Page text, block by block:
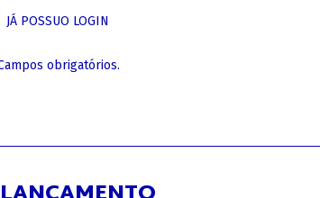
JÁ POSSUO LOGIN
obrigatórios.